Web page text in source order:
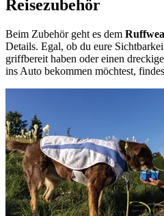
Reisezubehör
Beim Zubehör geht es dem
Details. Egal, ob du eure
griffbereit haben oder einen
ins Auto bekommen möchtest,